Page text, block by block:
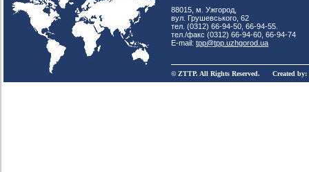
88015, м. Ужгород,
вул. Грушевського, 62
тел. (0312) 66-94-50, 66-94-55.
тел./факс (0312) 66-94-60, 66-94-74
E-mail: tpp@tpp.uzhgorod.ua
© ZTTP. All Rights Reserved. Created by: